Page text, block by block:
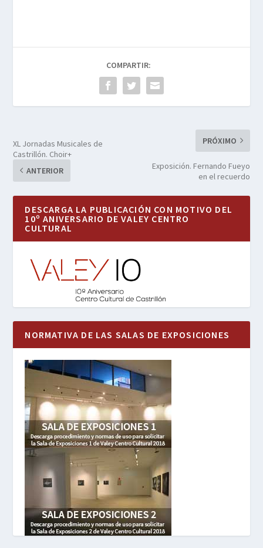
COMPARTIR:
XL Jornadas Musicales de
Castrillón. Choir+
ANTERIOR
PRÓXIMO
Exposición. Fernando Fueyo
en el recuerdo
DESCARGA LA PUBLICACIÓN CON MOTIVO DEL
10º ANIVERSARIO DE VALEY CENTRO
CULTURAL
NORMATIVA DE LAS SALAS DE EXPOSICIONES